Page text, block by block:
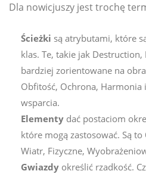
Dla nowicjuszy jest trochę
Ścieżki są atrybutami, które
klas. Te, takie jak
bardziej zorientowane na
Obfitość, Ochrona,
wsparcia.
Elementy dać postaciom
które mogą zastosować. Są to
Wiatr, Fizyczne,
Gwiazdy określić rzadkość.